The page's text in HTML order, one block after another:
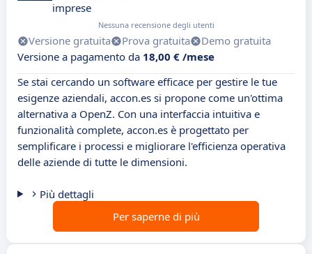
imprese
Nessuna recensione degli utenti
Versione gratuita Prova gratuita
Demo gratuita
Versione a pagamento da 18,00 € /mese
Se stai cercando un software efficace per gestire le tue
esigenze aziendali, accon.es si propone come un'ottima
alternativa a OpenZ. Con una interfaccia intuitiva e
funzionalità complete, accon.es è progettato per
semplificare i processi e migliorare l'efficienza operativa
delle aziende di tutte le dimensioni.
Più dettagli
Per saperne di più